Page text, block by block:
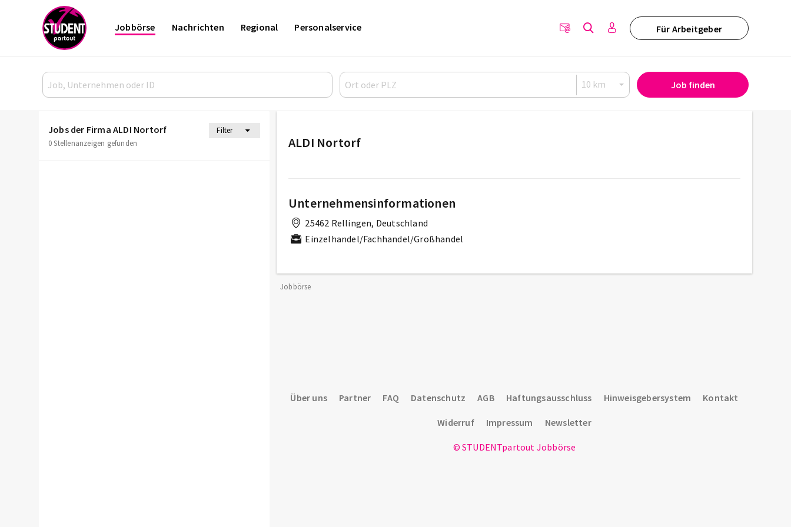
Für Arbeitgeber
Jobbörse Nachrichten Regional Personalservice
Job finden
Jobs der Firma ALDI Nortorf
Filter
0 Stellenanzeigen gefunden
ALDI Nortorf
Unternehmensinformationen
25462 Rellingen, Deutschland
Einzelhandel/Fachhandel/Großhandel
Jobbörse
Über uns Partner FAQ Datenschutz AGB Haftungsausschluss Hinweisgebersystem Kontakt
Widerruf Impressum Newsletter
© STUDENTpartout Jobbörse